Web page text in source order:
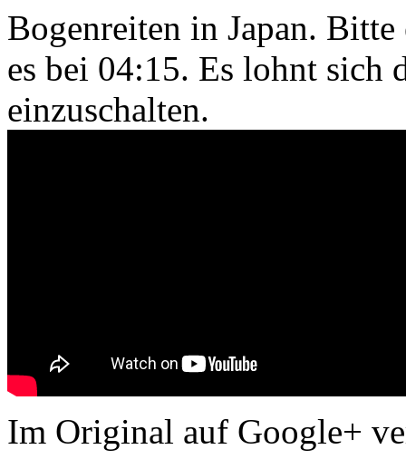
Bogenreiten in Japan.
es bei 04:15. Es lohnt sich
einzuschalten.
Im Original auf Google+